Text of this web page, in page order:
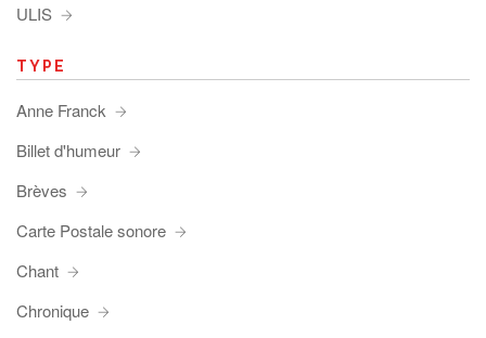
ULIS
TYPE
Anne Franck
Billet d'humeur
Brèves
Carte Postale sonore
Chant
Chronique